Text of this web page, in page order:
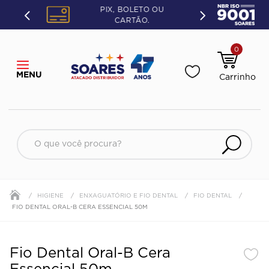
PIX, BOLETO OU
CARTÃO.
0
O que você procura?
HIGIENE ENXAGUATÓRIO E FIO DENTAL
FIO DENTAL
FIO DENTAL ORAL-B CERA ESSENCIAL 50M
Fio Dental Oral-B Cera